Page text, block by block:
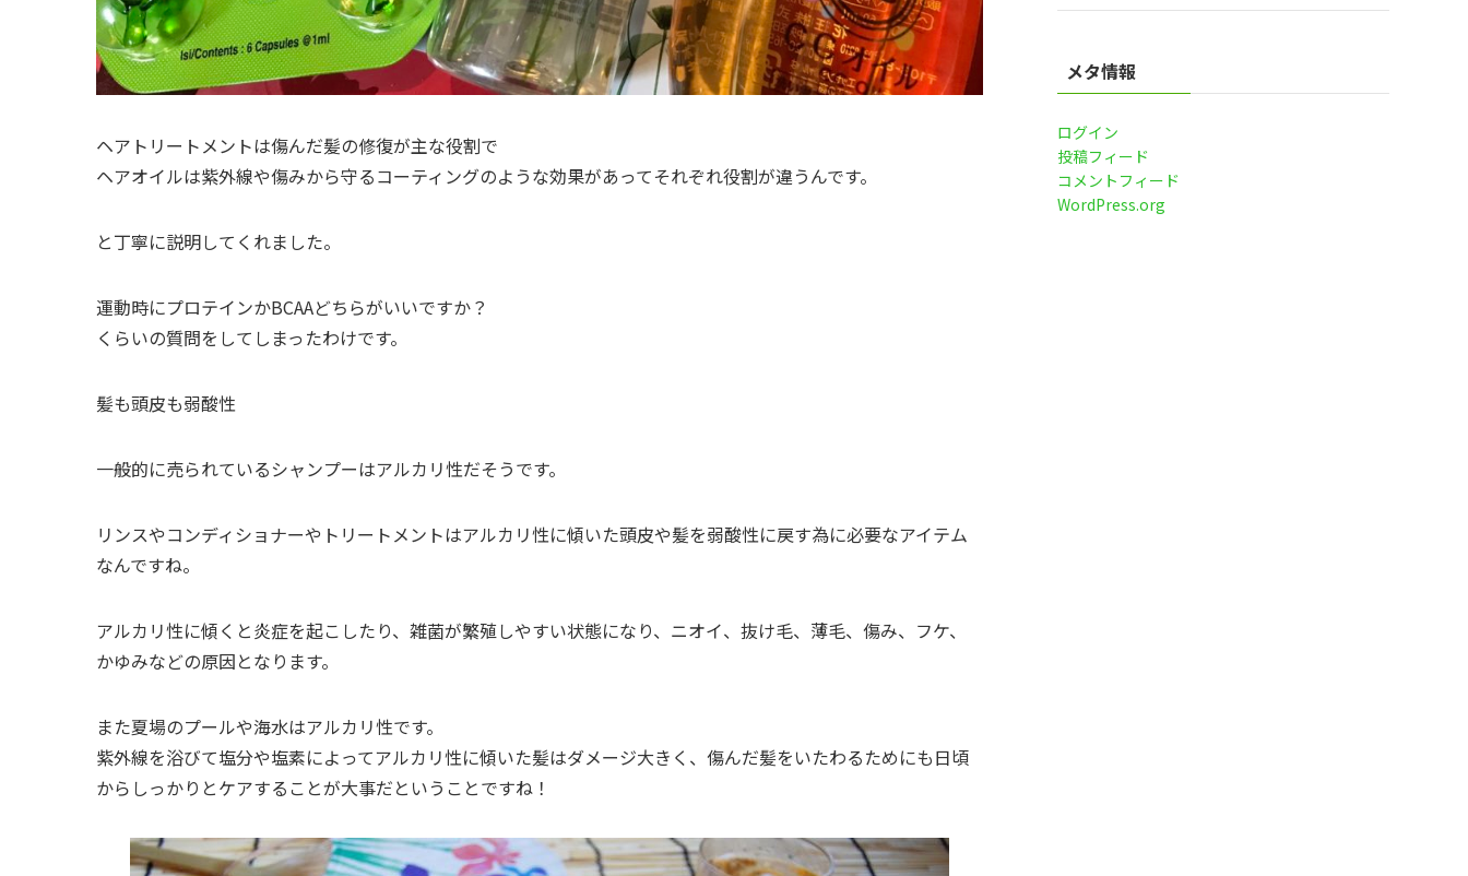
ヘアトリートメントは傷んだ髪の修復が主な役割で
ヘアオイルは紫外線や傷みから守るコーティングのような効果があってそれぞれ役割が違うんです。
と丁寧に説明してくれました。
運動時にプロテインかBCAAどちらがいいですか？
くらいの質問をしてしまったわけです。
髪も頭皮も弱酸性
一般的に売られているシャンプーはアルカリ性だそうです。
リンスやコンディショナーやトリートメントはアルカリ性に傾いた頭皮や髪を弱酸性に戻す為に必要なアイテム
なんですね。
アルカリ性に傾くと炎症を起こしたり、雑菌が繁殖しやすい状態になり、ニオイ、抜け毛、薄毛、傷み、フケ、
かゆみなどの原因となります。
また夏場のプールや海水はアルカリ性です。
紫外線を浴びて塩分や塩素によってアルカリ性に傾いた髪はダメージ大きく、傷んだ髪をいたわるためにも日頃
からしっかりとケアすることが大事だということですね！
メタ情報
ログイン
投稿フィード
コメントフィード
WordPress.org